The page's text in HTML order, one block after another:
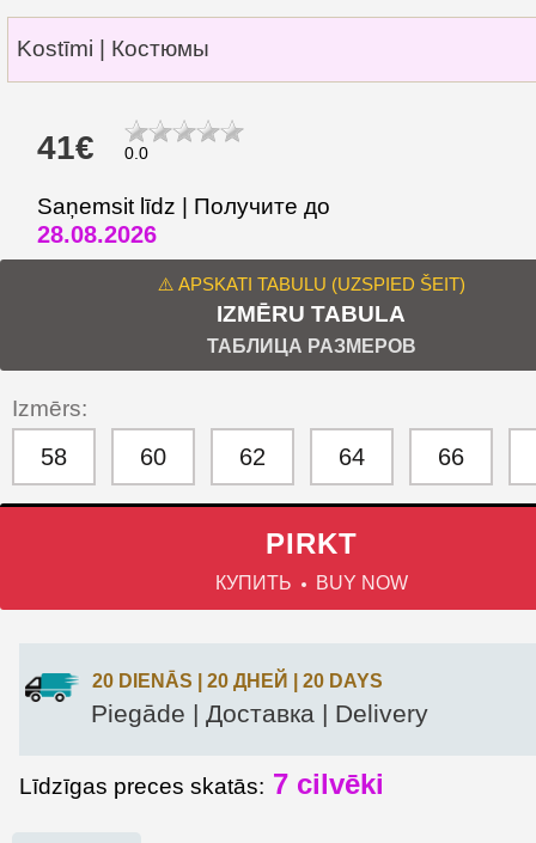
Kostīmi | Костюмы
41€ 0.0
Saņemsit līdz | Получите до
28.08.2026
⚠️ APSKATI TABULU (UZSPIED ŠEIT)
IZMĒRU TABULA
ТАБЛИЦА РАЗМЕРОВ
Izmērs:
58 60 62 64 66
PIRKT
КУПИТЬ BUY NOW
20 DIENĀS | 20 ДНЕЙ | 20 DAYS
Piegāde | Доставка | Delivery
Līdzīgas preces skatās: 7 cilvēki